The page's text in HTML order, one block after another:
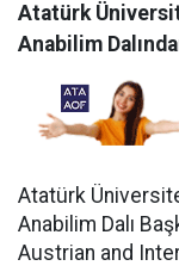
Atatürk
Anabilim
Atatürk
Anabilim Dalı
Austrian and